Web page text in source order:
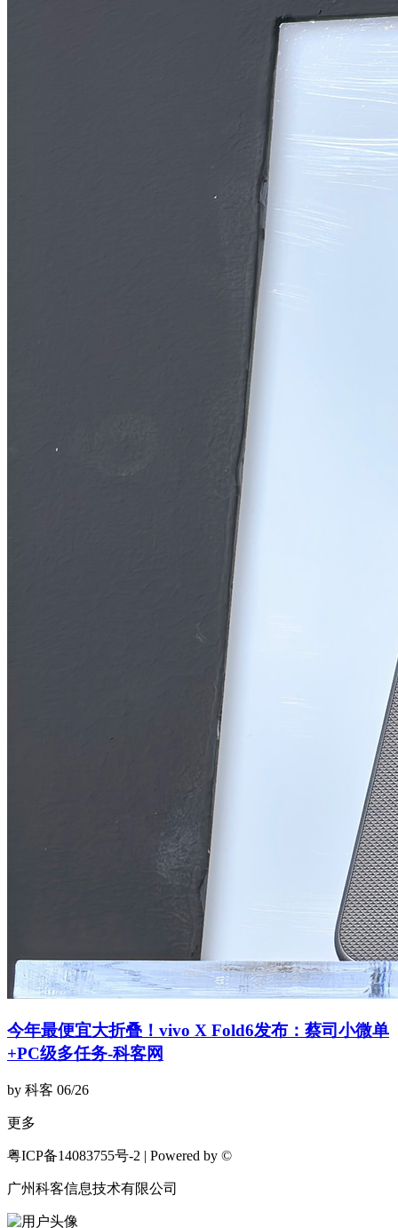
今年最便宜大折叠！vivo X Fold6发布：蔡司小微单
+PC级多任务-科客网
by 科客 06/26
更多
粤ICP备14083755号-2 | Powered by ©
广州科客信息技术有限公司